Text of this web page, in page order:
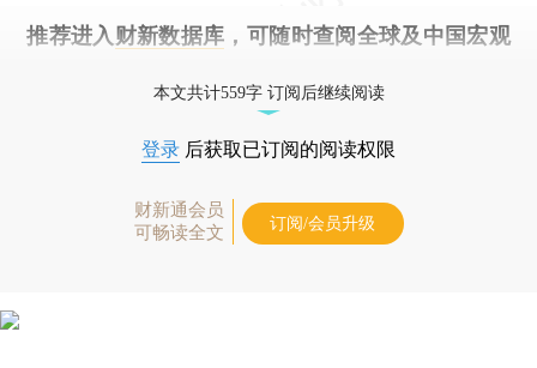
推荐进入 财新数据库 ，可随时查阅全球及中国宏观
本文共计559字 订阅后继续阅读
登录 后获取已订阅的阅读权限
财新通会员
可畅读全文
订阅/会员升级